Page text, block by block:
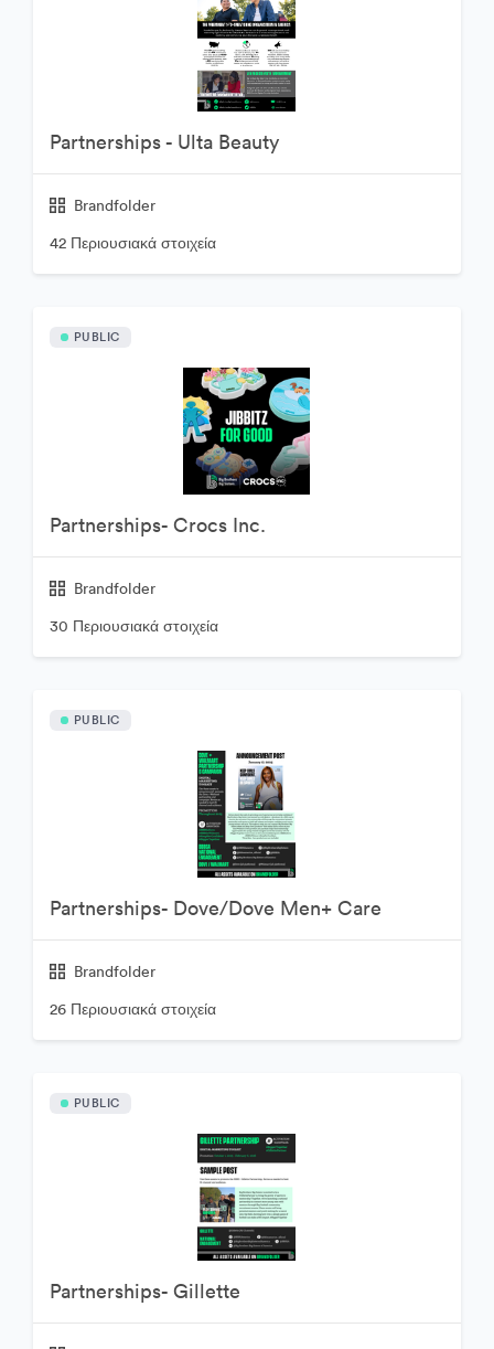
Partnerships - Ulta Beauty
Brandfolder
42 Περιουσιακά στοιχεία
PUBLIC
Partnerships- Crocs Inc.
Brandfolder
30 Περιουσιακά στοιχεία
PUBLIC
Partnerships- Dove/Dove Men+ Care
Brandfolder
26 Περιουσιακά στοιχεία
PUBLIC
Partnerships- Gillette